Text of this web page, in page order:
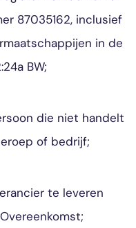
87035162, inclusief
in de
BW;
die niet handelt
of bedrijf;
te leveren